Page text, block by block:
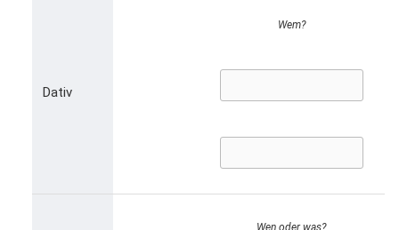
Dativ
Wem?
Wen oder was?